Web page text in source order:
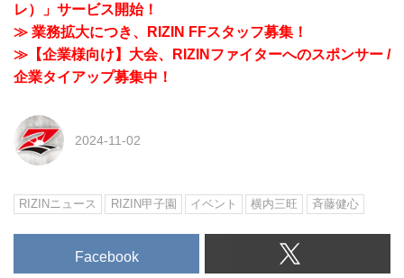
レ）」サービス開始！
≫ 業務拡大につき、RIZIN FFスタッフ募集！
≫【企業様向け】大会、RIZINファイターへのスポンサー /
企業タイアップ募集中！
2024-11-02
RIZINニュース RIZIN甲子園 イベント 横内三旺 ⻫藤健心
Facebook